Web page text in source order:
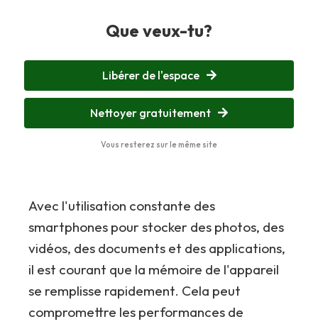
Que veux-tu?
Libérer de l'espace
Nettoyer gratuitement
Vous resterez sur le même site
Avec l'utilisation constante des
smartphones pour stocker des photos, des
vidéos, des documents et des applications,
il est courant que la mémoire de l'appareil
se remplisse rapidement. Cela peut
compromettre les performances de